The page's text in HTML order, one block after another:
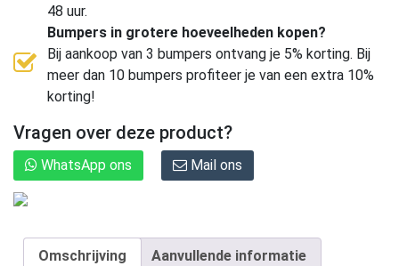
48 uur.
Bumpers in grotere hoeveelheden kopen?
Bij aankoop van 3 bumpers ontvang je 5% korting. Bij
meer dan 10 bumpers profiteer je van een extra 10%
korting!
Vragen over deze product?
WhatsApp ons Mail ons
Omschrijving Aanvullende informatie